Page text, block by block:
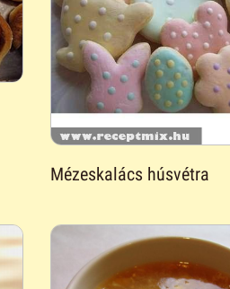
Mézeskalács húsvétra